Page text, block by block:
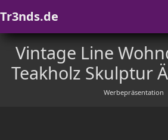
Tr3nds.de
Vintage Line
Teakholz Skulptur
Werbepräsentation